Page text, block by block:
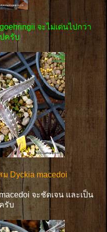
จะไม่เด่นไปกว่า
ครับ
Dyckia macedoi
จะชัดเจน และเป็น
รับ